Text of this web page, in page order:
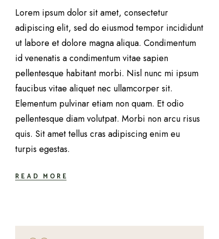
Lorem ipsum dolor sit amet, consectetur
adipiscing elit, sed do eiusmod tempor incididunt
ut labore et dolore magna aliqua. Condimentum
id venenatis a condimentum vitae sapien
pellentesque habitant morbi. Nisl nunc mi ipsum
faucibus vitae aliquet nec ullamcorper sit.
Elementum pulvinar etiam non quam. Et odio
pellentesque diam volutpat. Morbi non arcu risus
quis. Sit amet tellus cras adipiscing enim eu
turpis egestas.
READ MORE